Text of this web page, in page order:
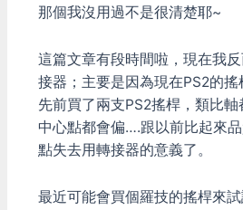
那個我沒用過不是很清楚耶~
這篇文章有段時間啦，現在我
接器；主要是因為現在PS2的搖
先前買了兩支PS2搖桿，類比
中心點都會偏….跟以前比起來
點失去用轉接器的意義了。
最近可能會買個羅技的搖桿來